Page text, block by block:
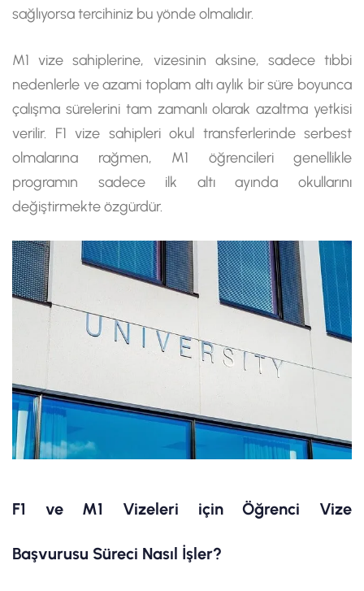
sağlıyorsa tercihiniz bu yönde olmalıdır.
M1 vize sahiplerine, vizesinin aksine, sadece tıbbi
nedenlerle ve azami toplam altı aylık bir süre boyunca
çalışma sürelerini tam zamanlı olarak azaltma yetkisi
verilir. F1 vize sahipleri okul transferlerinde serbest
olmalarına rağmen, M1 öğrencileri genellikle
programın sadece ilk altı ayında okullarını
değiştirmekte özgürdür.
F1 ve M1 Vizeleri için Öğrenci Vize
Başvurusu Süreci Nasıl İşler?